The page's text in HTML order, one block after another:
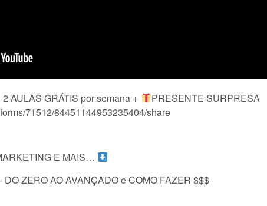
AULAS GRÁTIS por semana +
PRESENTE SURPRESA
71512/84451144953235404/share
E MAIS…
ZERO AO AVANÇADO e COMO FAZER $$$